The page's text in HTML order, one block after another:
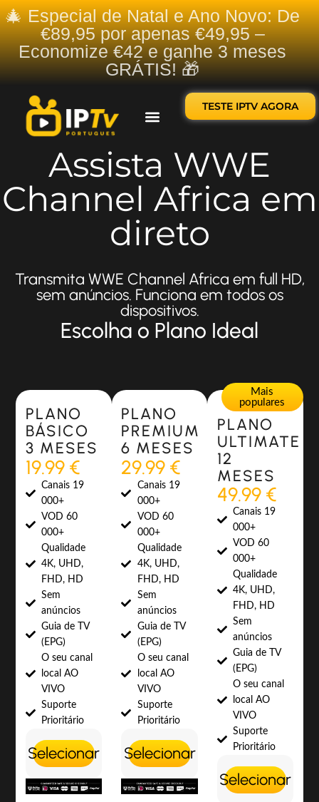
🎄 Especial de Natal e Ano Novo: De
€89,95 por apenas €49,95 –
Economize €42 e ganhe 3 meses
GRÁTIS! 🎁
TESTE IPTV AGORA
Assista WWE
Channel Africa em
direto
Transmita WWE Channel Africa em full HD,
sem anúncios. Funciona em todos os
dispositivos.
Escolha o Plano Ideal
Most Popular
PLANO
BÁSICO
3 MESES
19.99 €
Canais 19
000+
VOD 60
000+
Qualidade
4K, UHD,
FHD, HD
Sem
anúncios
Guia de TV
(EPG)
O seu canal
local AO
VIVO
Suporte
Prioritário
Selecionar
Most Popular
PLANO
PREMIUM
6 MESES
29.99 €
Canais 19
000+
VOD 60
000+
Qualidade
4K, UHD,
FHD, HD
Sem
anúncios
Guia de TV
(EPG)
O seu canal
local AO
VIVO
Suporte
Prioritário
Selecionar
Mais
populares
PLANO
ULTIMATE
12
MESES
49.99 €
Canais 19
000+
VOD 60
000+
Qualidade
4K, UHD,
FHD, HD
Sem
anúncios
Guia de TV
(EPG)
O seu canal
local AO
VIVO
Suporte
Prioritário
Selecionar